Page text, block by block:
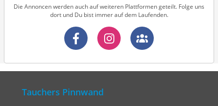
Die Annoncen werden auch auf weiteren Plattformen geteilt. Folge uns
dort und Du bist immer auf dem Laufenden.
Tauchers Pinnwand